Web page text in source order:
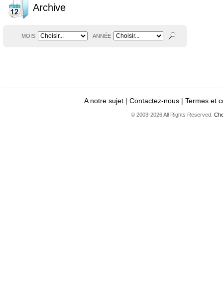
Archive
MOIS ANNÉE
A notre sujet |Contactez-nous |Termes et
© 2003-2026 All Rights Reserved.